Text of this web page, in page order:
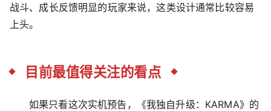
战斗、成长反馈明显的玩家来说，这类设计通常比较容易
上头。
目前最值得关注的看点
如果只看这次实机预告，《我独自升级：KARMA》的